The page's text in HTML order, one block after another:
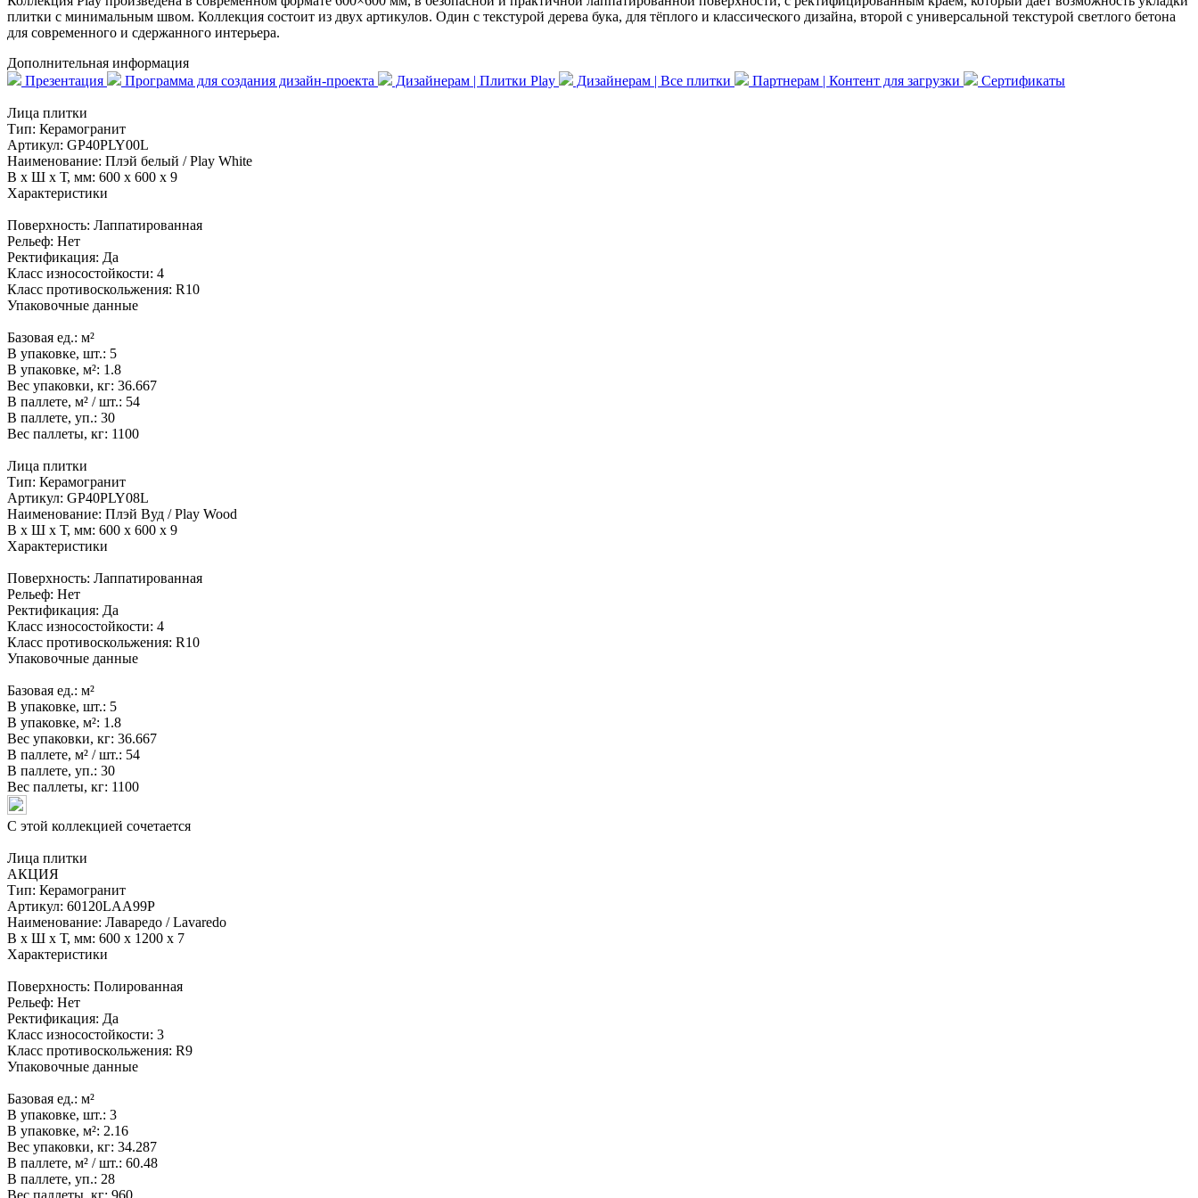
плитки с минимальным швом. Коллекция состоит из двух артикулов. Один с текстурой дерева бука, для тёплого и классического дизайна, второй с универсальной текстурой светлого бетона
для современного и сдержанного интерьера.
Дополнительная информация
Презентация
Программа для создания дизайн-проекта Дизайнерам | Плитки Play Дизайнерам | Все плитки Партнерам | Контент для загрузки Сертификаты
Лица плитки
Тип: Керамогранит
Артикул: GP40PLY00L
Наименование: Плэй белый / Play White
В x Ш x Т, мм: 600 x 600 x 9
Характеристики
Поверхность: Лаппатированная
Рельеф: Нет
Ректификация: Да
Класс износостойкости: 4
Класс противоскольжения: R10
Упаковочные данные
Базовая ед.: м²
В упаковке, шт.: 5
В упаковке, м²: 1.8
Вес упаковки, кг: 36.667
В паллете, м² / шт.: 54
В паллете, уп.: 30
Вес паллеты, кг: 1100
Лица плитки
Тип: Керамогранит
Артикул: GP40PLY08L
Наименование: Плэй Вуд / Play Wood
В x Ш x Т, мм: 600 x 600 x 9
Характеристики
Поверхность: Лаппатированная
Рельеф: Нет
Ректификация: Да
Класс износостойкости: 4
Класс противоскольжения: R10
Упаковочные данные
Базовая ед.: м²
В упаковке, шт.: 5
В упаковке, м²: 1.8
Вес упаковки, кг: 36.667
В паллете, м² / шт.: 54
В паллете, уп.: 30
Вес паллеты, кг: 1100
С этой коллекцией сочетается
Лица плитки
АКЦИЯ
Тип: Керамогранит
Артикул: 60120LAA99P
Наименование: Лаваредо / Lavaredo
В x Ш x Т, мм: 600 x 1200 x 7
Характеристики
Поверхность: Полированная
Рельеф: Нет
Ректификация: Да
Класс износостойкости: 3
Класс противоскольжения: R9
Упаковочные данные
Базовая ед.: м²
В упаковке, шт.: 3
В упаковке, м²: 2.16
Вес упаковки, кг: 34.287
В паллете, м² / шт.: 60.48
В паллете, уп.: 28